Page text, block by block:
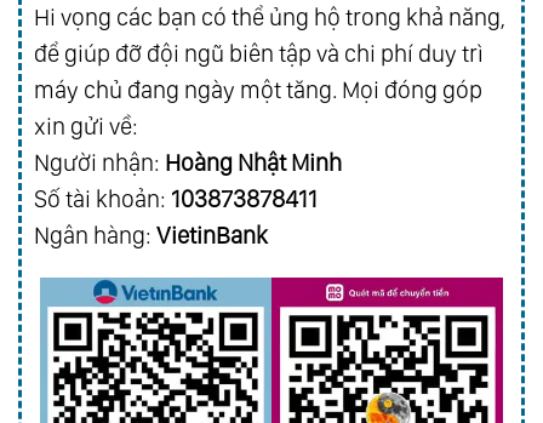
Hi vọng các bạn có thể ủng hộ trong khả năng,
để giúp đỡ đội ngũ biên tập và chi phí duy trì
máy chủ đang ngày một tăng. Mọi đóng góp
xin gửi về:
Người nhận: Hoàng Nhật Minh
Số tài khoản: 103873878411
Ngân hàng: VietinBank